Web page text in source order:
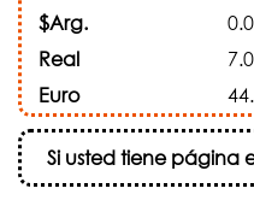
$Arg.
Real
Euro
Si usted tiene página